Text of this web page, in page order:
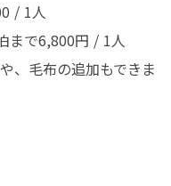
人
円 / 1人
追加もできま